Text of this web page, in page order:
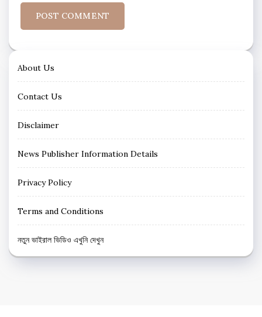
About Us
Contact Us
Disclaimer
News Publisher Information Details
Privacy Policy
Terms and Conditions
নতুন ভাইরাল ভিডিও এখুনি দেখুন